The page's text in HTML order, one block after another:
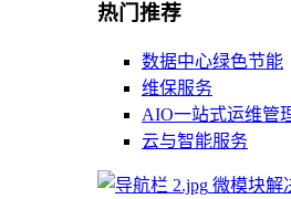
热门推荐
数据中心绿色节能
维保服务
AIO一站式运维管
云与智能服务
微模块解